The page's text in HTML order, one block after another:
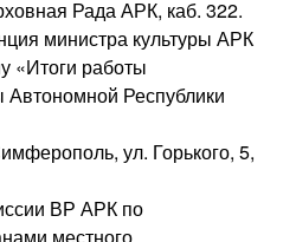
Рада АРК, каб. 322.
министра культуры АРК
«Итоги работы
Автономной Республики
ул. Горького, 5,
ВР АРК по
местного